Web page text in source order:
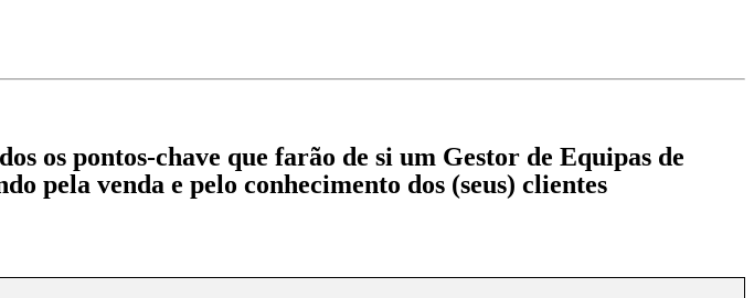
os pontos-chave que farão de si um Gestor de Equipas de
pela venda e pelo conhecimento dos (seus) clientes